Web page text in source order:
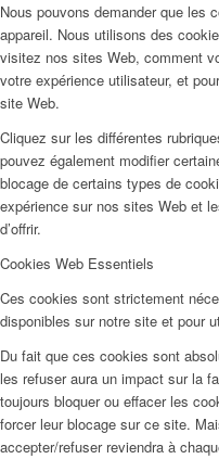
Nous pouvons demander que les
appareil. Nous utilisons des
visitez nos sites Web, comment
votre expérience utilisateur, et
site Web.
Cliquez sur les différentes
pouvez également modifier
blocage de certains types de
expérience sur nos sites Web et
d’offrir.
Cookies Web Essentiels
Ces cookies sont strictement
disponibles sur notre site et pour
Du fait que ces cookies sont
les refuser aura un impact sur la
toujours bloquer ou effacer les
forcer leur blocage sur ce site.
accepter/refuser reviendra à